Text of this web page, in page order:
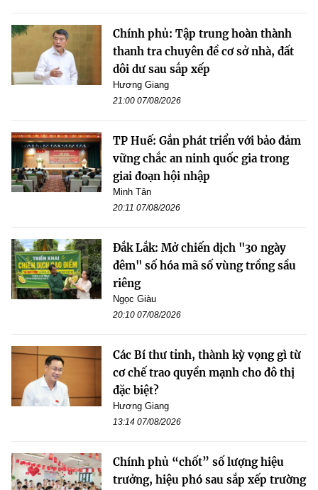
Chính phủ: Tập trung hoàn thành
thanh tra chuyên đề cơ sở nhà, đất
dôi dư sau sắp xếp
Hương Giang
21:00 07/08/2026
TP Huế: Gắn phát triển với bảo đảm
vững chắc an ninh quốc gia trong
giai đoạn hội nhập
Minh Tân
20:11 07/08/2026
Đắk Lắk: Mở chiến dịch "30 ngày
đêm" số hóa mã số vùng trồng sầu
riêng
Ngọc Giàu
20:10 07/08/2026
Các Bí thư tỉnh, thành kỳ vọng gì từ
cơ chế trao quyền mạnh cho đô thị
đặc biệt?
Hương Giang
13:14 07/08/2026
Chính phủ “chốt” số lượng hiệu
trưởng, hiệu phó sau sắp xếp trường